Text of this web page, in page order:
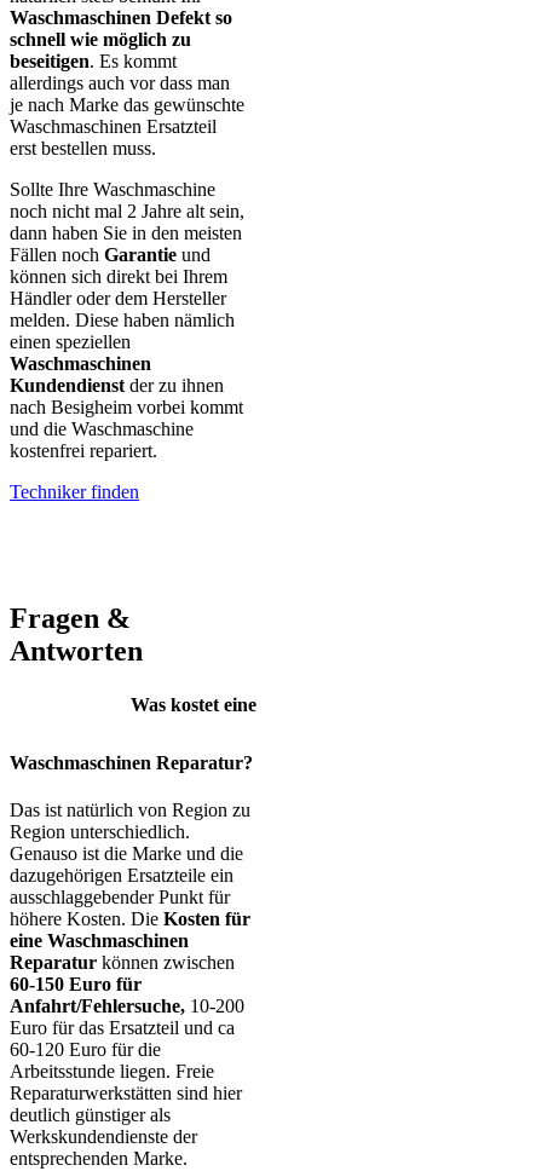
Waschmaschinen Defekt so
schnell wie möglich zu
beseitigen. Es kommt
allerdings auch vor dass man
je nach Marke das gewünschte
Waschmaschinen Ersatzteil
erst bestellen muss.
Sollte Ihre Waschmaschine
noch nicht mal 2 Jahre alt sein,
dann haben Sie in den meisten
Fällen noch Garantie und
können sich direkt bei Ihrem
Händler oder dem Hersteller
melden. Diese haben nämlich
einen speziellen
Waschmaschinen
Kundendienst der zu ihnen
nach Besigheim vorbei kommt
und die Waschmaschine
kostenfrei repariert.
Techniker finden
Fragen &
Antworten
Was kostet eine
Waschmaschinen Reparatur?
Das ist natürlich von Region zu
Region unterschiedlich.
Genauso ist die Marke und die
dazugehörigen Ersatzteile ein
ausschlaggebender Punkt für
höhere Kosten. Die Kosten für
eine Waschmaschinen
Reparatur können zwischen
60-150 Euro für
Anfahrt/Fehlersuche, 10-200
Euro für das Ersatzteil und ca
60-120 Euro für die
Arbeitsstunde liegen. Freie
Reparaturwerkstätten sind hier
deutlich günstiger als
Werkskundendienste der
entsprechenden Marke.